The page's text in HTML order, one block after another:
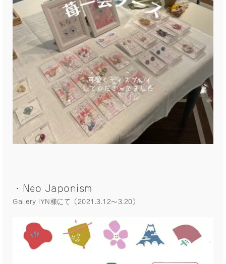
・Neo Japonism
Gallery IYN様にて（2021.3.12〜3.20）